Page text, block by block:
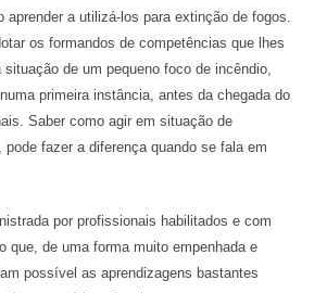
aprender a utilizá-los para extinção de fogos.
os formandos de competências que lhes
de um pequeno foco de incêndio,
primeira instância, antes da chegada do
Saber como agir em situação de
pode fazer a diferença quando se fala em
por profissionais habilitados e com
que, de uma forma muito empenhada e
possível as aprendizagens bastantes